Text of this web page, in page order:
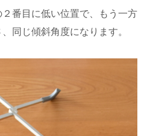
番目に低い位置で、もう一方
同じ傾斜角度になります。